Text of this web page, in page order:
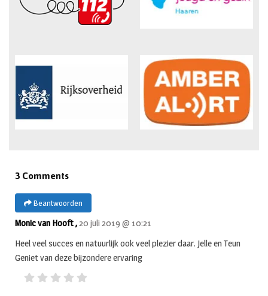
3 Comments
Beantwoorden
Monic van Hooft ,20 juli 2019 @ 10:21
Heel veel succes en natuurlijk ook veel plezier daar. Jelle en Teun
Geniet van deze bijzondere ervaring